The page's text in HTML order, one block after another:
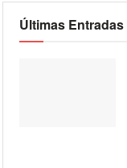
Últimas Entradas